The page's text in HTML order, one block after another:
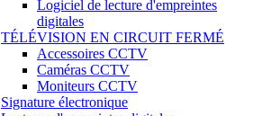
Logiciel de lecture d'empreintes
digitales
TÉLÉVISION EN CIRCUIT FERMÉ
Accessoires CCTV
Caméras CCTV
Moniteurs CCTV
Signature électronique